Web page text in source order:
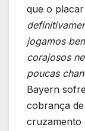
que o
jogamos
corajosos
poucas
Bayern
cobrança
cruzamento